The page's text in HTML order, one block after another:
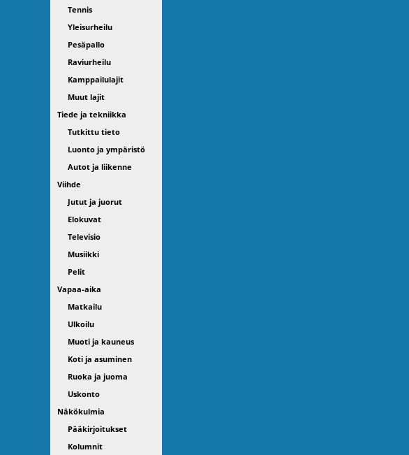
Tennis
Yleisurheilu
Pesäpallo
Raviurheilu
Kamppailulajit
Muut lajit
Tiede ja tekniikka
Tutkittu tieto
Luonto ja ympäristö
Autot ja liikenne
Viihde
Jutut ja juorut
Elokuvat
Televisio
Musiikki
Pelit
Vapaa-aika
Matkailu
Ulkoilu
Muoti ja kauneus
Koti ja asuminen
Ruoka ja juoma
Uskonto
Näkökulmia
Pääkirjoitukset
Kolumnit